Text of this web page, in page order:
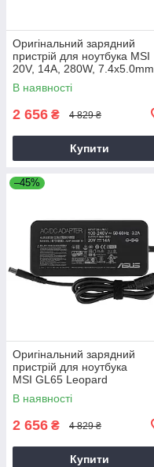
Оригінальний зарядний
пристрій для ноутбука MSI
20V, 14A, 280W, 7.4x5.0mm
В наявності
2 656 ₴ 4 829 ₴
Купити
–45%
Оригінальний зарядний
пристрій для ноутбука
MSI GL65 Leopard
В наявності
2 656 ₴ 4 829 ₴
Купити